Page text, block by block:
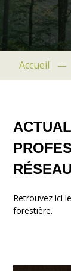
Accueil —
Retrouvez ici
forestière.